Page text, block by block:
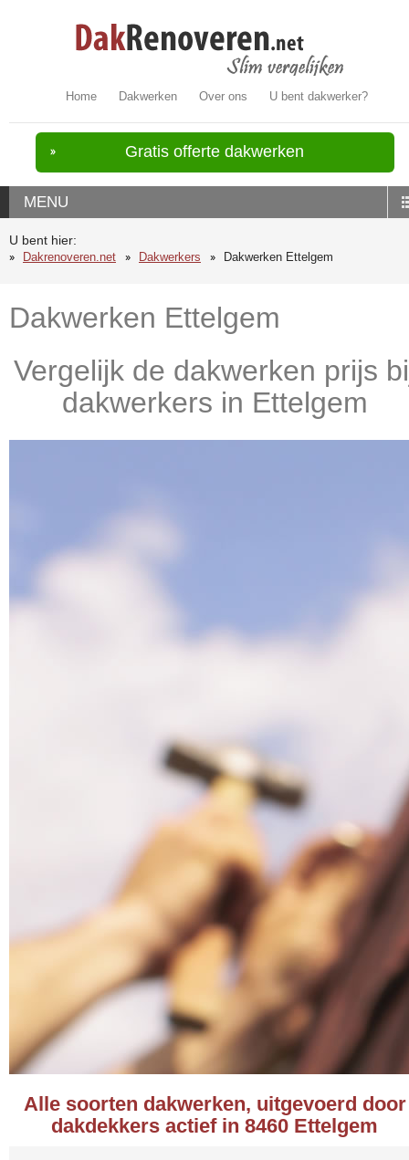
Home Dakwerken Over ons U bent dakwerker?
Gratis offerte dakwerken
MENU
U bent hier:
Dakrenoveren.net
Dakwerkers Dakwerken Ettelgem
Dakwerken Ettelgem
Vergelijk de dakwerken prijs
dakwerkers in Ettelgem
Alle soorten dakwerken, uitgevoerd door
dakdekkers actief in 8460 Ettelgem